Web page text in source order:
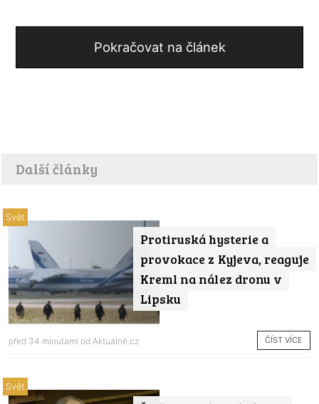
Pokračovat na článek
Další články
Protiruská hysterie a
provokace z Kyjeva, reaguje
Kreml na nález dronu v
Lipsku
Svět
před 34 minutami od Aktuálně.cz ČÍST VÍCE
Svět